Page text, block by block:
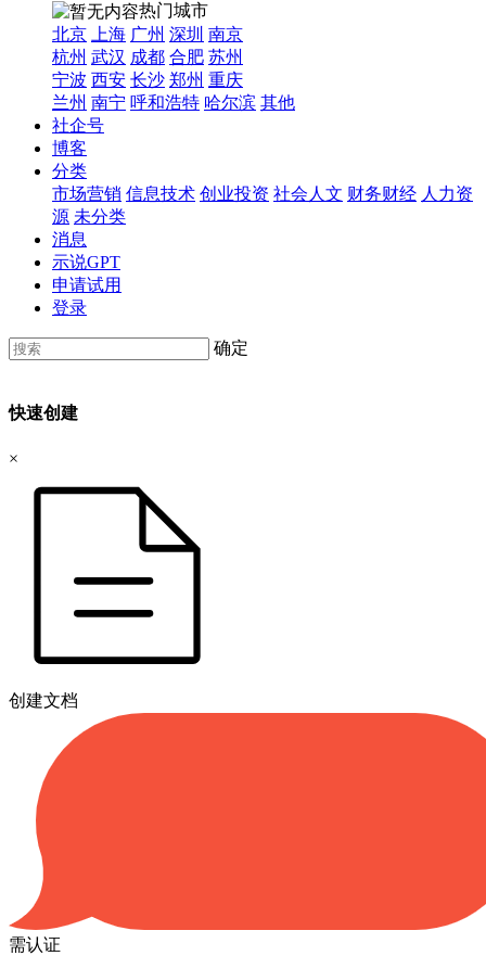
热门城市
北京
上海 广州 深圳 南京
杭州 武汉 成都 合肥 苏州
宁波 西安 长沙 郑州 重庆
兰州 南宁 呼和浩特 哈尔滨 其他
社企号
博客
分类
市场营销 信息技术 创业投资 社会人文 财务财经 人力资
源 未分类
消息
示说GPT
申请试用
登录
确定
快速创建
×
创建文档
需认证